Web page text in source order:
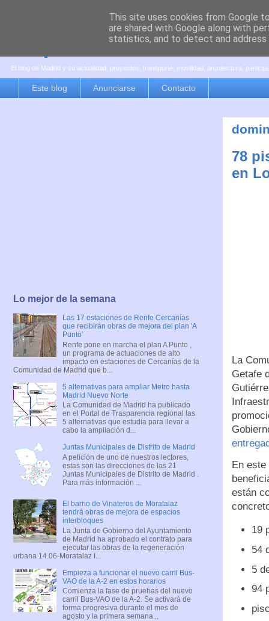
es por madrid
El blog de Madrid y su actualidad, proyectos, transporte, movilidad, arquitectura,
Este blog Anunciarse Contacto
78
en
La
Getafe
En
están
19
54
5
94
Lo mejor de la semana
Las 17 estaciones de Renfe Cercanías
que recibirán obras de mejora del plan 'A
Punto'
Renfe pone en marcha el plan A Punto ,
un programa de actuaciones de alto
impacto en estaciones de Cercanías de la
Comunidad de Madrid que b...
5 alternativas para ampliar Metro hasta
Madrid Nuevo Norte
La Comunidad de Madrid ha publicado
en el Portal de Trasparencia regional las
5 alternativas que estudia para llevar a
cabo la ampliación d...
Juntas Municipales de Distrito de Madrid
A petición de uno de nuestros lectores,
estas son las direcciones de las 21
Juntas Municipales de Distrito de Madrid .
Para más información ...
El barrio de Vinateros de Moratalaz
tendrá obras de mejora de espacios
interbloques
La Junta de Gobierno del Ayuntamiento
de Madrid ha aprobado el contrato para
ejecutar las obras de la regeneración
urbana 14.06-Moratalaz I...
Empieza a funcionar el nuevo carril Bus-
VAO de la A-2 en estos horarios
Comienza la fase de pruebas del nuevo
carril Bus-VAO de la A-2. Se activará de
forma progresiva durante el mes de
agosto y la primera semana...
This site uses cookies from Google
are shared with Google along with
statistics, and to detect and address